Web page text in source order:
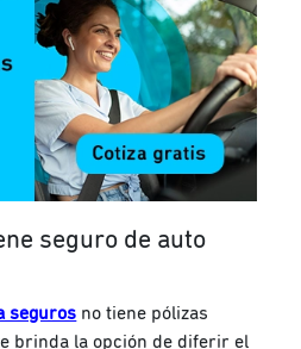
seguro de auto
seguros no tiene pólizas
brinda la opción de diferir el